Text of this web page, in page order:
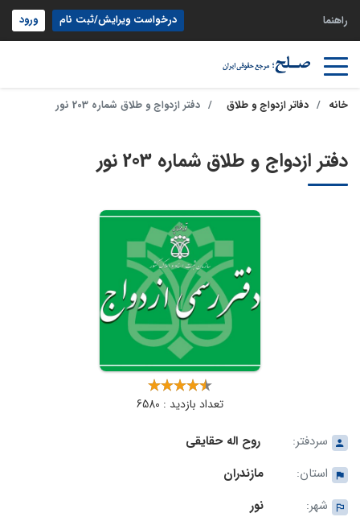
راهنما درخواست ویرایش/ثبت نام ورود
خانه دفاتر ازدواج و طلاق دفتر ازدواج و طلاق شماره 203 نور
دفتر ازدواج و طلاق شماره 203 نور
تعداد بازدید : 6580
سردفتر:
روح اله حقایقی
استان:
مازندران
شهر:
نور